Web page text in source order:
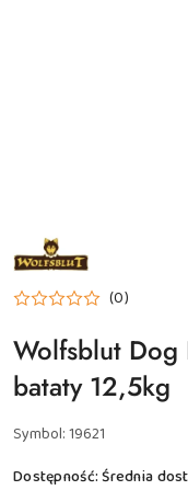
NAZWA
PRODUCENTA:
WOLFSBLUT
(0)
Wolfsblut
bataty 12,5kg
Symbol:19621
Dostępność:Średnia